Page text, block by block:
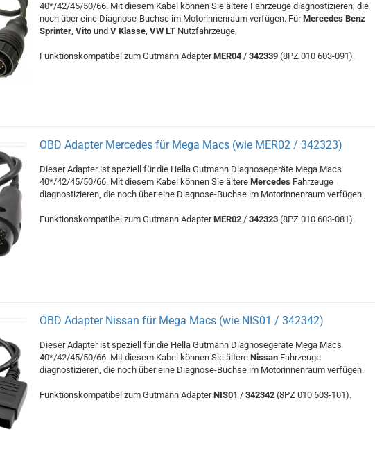
40*/42/45/50/66. Mit diesem Kabel können Sie ältere Fahrzeuge diagnostizieren, die
noch über eine Diagnose-Buchse im Motorinnenraum verfügen. FürMercedes Benz
Sprinter, Vitound V Klasse, VW LTNutzfahrzeuge,
Funktionskompatibel zum Gutmann AdapterMER04/ 342339 (8PZ 010 603-091).
OBD Adapter Mercedes für Mega Macs (wie MER02 / 342323)
Dieser Adapter ist speziell für die Hella Gutmann Diagnosegeräte Mega Macs
40*/42/45/50/66. Mit diesem Kabel können Sie ältere MercedesFahrzeuge
diagnostizieren, die noch über eine Diagnose-Buchse im Motorinnenraum verfügen.
Funktionskompatibel zum Gutmann AdapterMER02/ 342323 (8PZ 010 603-081).
OBD Adapter Nissan für Mega Macs (wie NIS01 / 342342)
Dieser Adapter ist speziell für die Hella Gutmann Diagnosegeräte Mega Macs
40*/42/45/50/66. Mit diesem Kabel können Sie ältere NissanFahrzeuge
diagnostizieren, die noch über eine Diagnose-Buchse im Motorinnenraum verfügen.
Funktionskompatibel zum Gutmann AdapterNIS01 / 342342 (8PZ 010 603-101).